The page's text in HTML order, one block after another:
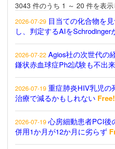
3043 件のうち 1 ～ 20 件を表示
2026-07-29 目当ての化合物を
し、判定するAIをSchrodinger
2026-07-22 Agios社の次世代の
鎌状赤血球症Ph2試験も不出来
2026-07-19 重症肺炎HIV乳児の
治療で減るかもしれない Free!
2026-07-19 心房細動患者PCI後
併用1か月が12か月に劣らず